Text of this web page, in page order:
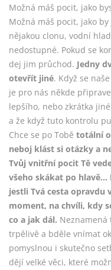
Možná máš pocit, jako
Možná máš pocit, jako
nějakou clonu, vodní
nedostupné. Pokud se
dej jim průchod. Jedny
otevřít jiné. Když se
je pro nás někde
lepšího, nebo zkrátka
a že když tuto kontrolu
Chce se po Tobě totální
neboj klást si otázky a
Tvůj vnitřní pocit Tě
všeho skákat po hlavě…
jestli Tvá cesta opravdu
moment, na chvíli, kdy
co a jak dál.
trpělivě a bděle vnímat
pomyslnou i skutečno
dějí velké věci, které